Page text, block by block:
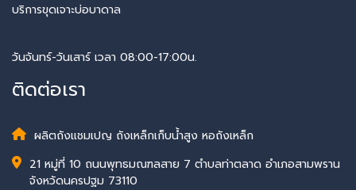
บริการขุดเจาะบ่อบาดาล
วันจันทร์-วันเสาร์ เวลา 08:00-17:00น.
ติดต่อเรา
ผลิตถังแชมเปญ ถังเหล็กเก็บน้ำสูง หอถังเหล็ก
21 หมู่ที่ 10 ถนนพุทธมณฑลสาย 7 ตำบลท่าตลาด อำเภอสามพราน
จังหวัดนครปฐม 73110